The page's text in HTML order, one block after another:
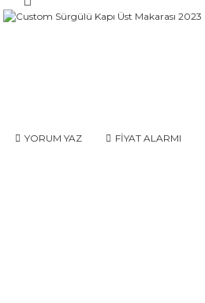
YORUM YAZ FİYAT ALARMI